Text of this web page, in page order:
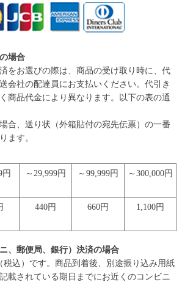
場合
をお選びの際は、商品の受け取り時に、代
会社の配達員にお支払いください。代引き
商品代金により異なります。以下の表の通
合、送り状（外箱貼付の宛先伝票）の一番
ます。
円 ～29,999円 ～99,999円 ～300,000円
440円 660円 1,100円
、郵便局、銀行）決済の場合
込）です。商品到着後、別途振り込み用紙
載されている期日までにお近くのコンビニ